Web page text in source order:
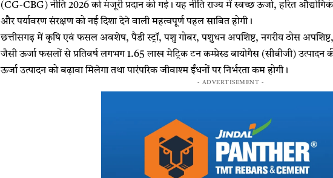
(CG-CBG) नीति 2026 को मंजूरी प्रदान की गई। यह नीति राज्य में स्वच्छ ऊर्जा, हरित
और पर्यावरण संरक्षण को नई दिशा देने वाली महत्वपूर्ण पहल साबित होगी।
छत्तीसगढ़ में कृषि एवं फसल अवशेष, पैडी स्ट्रॉ, पशु गोबर, पशुधन अपशिष्ट, नगरीय ठोस
जैसी ऊर्जा फसलों से प्रतिवर्ष लगभग 1.65 लाख मेट्रिक टन कम्प्रेस्ड बायोगैस (सीबीजी)
ऊर्जा उत्पादन को बढ़ावा मिलेगा तथा पारंपरिक जीवाश्म ईंधनों पर निर्भरता कम होगी।
- ADVERTISEMENT -